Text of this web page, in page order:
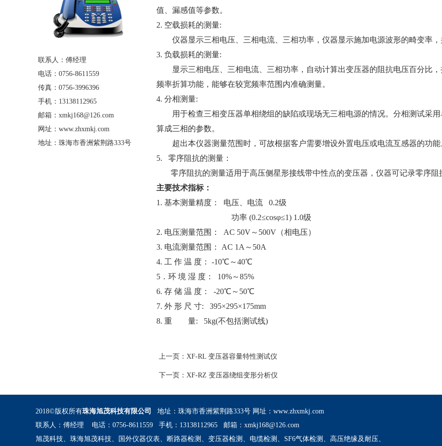
联系人：傅经理
电话：0756-8611559
传真：0756-3996396
手机：13138112965
邮箱：xmkj168@126.com
网址：www.zhxmkj.com
地址：珠海市香洲紫荆路333号
值、漏感值等参数。
2. 空载损耗的测量:
仪器显示三相电压、三相电流、三相功率，仪器显示施加电源波形的畸变率
3. 负载损耗的测量:
显示三相电压、三相电流、三相功率，自动计算出变压器的阻抗电压百分比
频率折算功能，能够在较宽频率范围内准确测量。
4. 分相测量:
用于检查三相变压器单相绕组的缺陷或现场无三相电源的情况。分相测试采
算成三相的参数。
超出本仪器测量范围时，可故根据客户需要增设外置电压或电流互感器的功
5. 零序阻抗的测量：
零序阻抗的测量适用于高压侧星形接线带中性点的变压器 ，仪器可记录零序阻
主要技术指标：
1. 基本测量精度： 电压、电流 0.2级
功率 (0.2≤cosφ≤1) 1.0级
2. 电压测量范围： AC 50V～500V（相电压）
3. 电流测量范围： AC 1A～50A
4. 工 作 温 度： -10℃～40℃
5 ．环 境 湿 度： 10%～85%
6. 存 储 温 度： -20℃～50℃
7. 外 形 尺 寸: 395×295×175mm
8. 重 量: 5kg(不包括测试线)
上一页： XF-RL 变压器容量特性测试仪
下一页： XF-RZ 变压器绕组变形分析仪
2018©版权所有珠海旭茂科技有限公司 地址：珠海市香洲紫荆路333号 网址： www.zhxmkj.com
联系人：傅经理 电话：0756-8611559 手机：13138112965 邮箱： xmkj168@126.com
旭茂科技、珠海旭茂科技、国外仪器仪表、断路器检测、变压器检测、电缆检测、SF6气体检测、高压绝缘及耐压、